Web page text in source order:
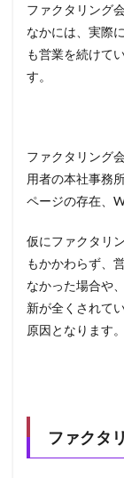
ファクタリング
なかには、実際
も営業を続けて
す。
ファクタリング
用者の本社事務
ページの存在、
仮にファクタリ
もかかわらず、
なかった場合や
新が全くされて
原因となります。
ファクタ